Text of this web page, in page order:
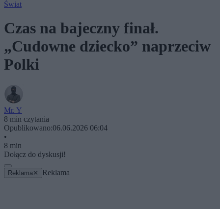
Świat
Czas na bajeczny finał.
„Cudowne dziecko” naprzeciw
Polki
Mr. Y
8 min czytania
Opublikowano:06.06.2026 06:04
•
8 min
Dołącz do dyskusji!
Reklama ✕ Reklama